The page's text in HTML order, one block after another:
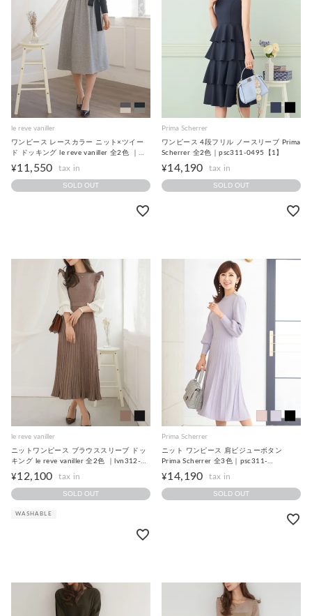
le reve vaniller
ワンピース レースカラー ニット×ツイー
ド ドッキング le reve vaniller 全2色 ｜
lvn312-1303【1】
¥11,550
SOLD OUT
Prima Scherrer
ワンピース 4段フリル ノースリーブ Prima
Scherrer 全2色｜psc311-0495【1】
¥14,190
SOLD OUT
le reve vaniller
ニットワンピース ブラウススリーブ ドッ
キング le reve vaniller 全2色 ｜lvn312-
1373【1】
¥12,100
SOLD OUT
WASHABLE
Prima Scherrer
ニット ワンピース 肩ビジューボタン
Prima Scherrer 全3色｜psc311-
0500【1】
¥14,190
SOLD OUT